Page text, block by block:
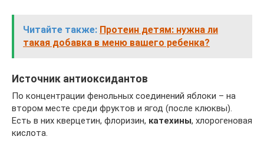
Читайте также: Протеин детям: нужна ли
такая добавка в меню вашего ребенка?
Источник антиоксидантов
По концентрации фенольных соединений яблоки – на
втором месте среди фруктов и ягод (после клюквы).
Есть в них кверцетин, флоризин, катехины, хлорогеновая
кислота.